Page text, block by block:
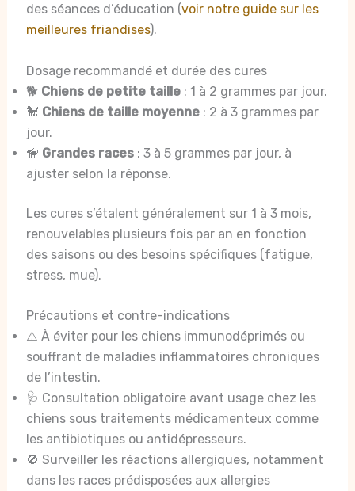
des séances d’éducation (voir notre guide sur les
meilleures friandises).
Dosage recommandé et durée des cures
🐕 Chiens de petite taille: 1 à 2 grammes par jour.
🐩 Chiens de taille moyenne: 2 à 3 grammes par
jour.
🦮 Grandes races: 3 à 5 grammes par jour, à
ajuster selon la réponse.
Les cures s’étalent généralement sur 1 à 3 mois,
renouvelables plusieurs fois par an en fonction
des saisons ou des besoins spécifiques (fatigue,
stress, mue).
Précautions et contre-indications
⚠️ À éviter pour les chiens immunodéprimés ou
souffrant de maladies inflammatoires chroniques
de l’intestin.
🩺 Consultation obligatoire avant usage chez les
chiens sous traitements médicamenteux comme
les antibiotiques ou antidépresseurs.
🚫 Surveiller les réactions allergiques, notamment
dans les races prédisposées aux allergies